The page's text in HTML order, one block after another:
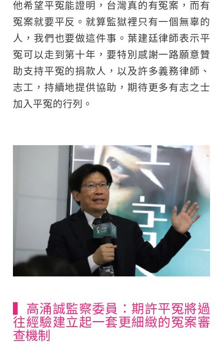
他希望平冤能證明，台灣真的有冤案，而有
冤案就要平反。就算監獄裡只有一個無辜的
人，我們也要做這件事。葉建廷律師表示平
冤可以走到第十年，要特別感謝一路願意贊
助支持平冤的捐款人，以及許多義務律師、
志工，持續地提供協助，期待更多有志之士
加入平冤的行列。
▍高涌誠監察委員：期許平冤將過
往經驗建立起一套更細緻的冤案審
查機制